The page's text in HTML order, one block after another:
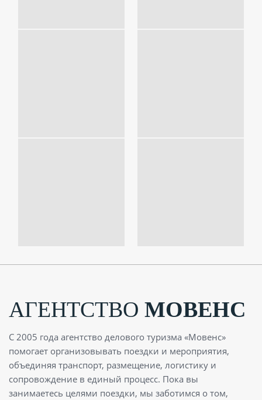
АГЕНТСТВО МОВЕНС
С 2005 года агентство делового туризма «Мовенс»
помогает организовывать поездки и мероприятия,
объединяя транспорт, размещение, логистику и
сопровождение в единый процесс. Пока вы
занимаетесь целями поездки, мы заботимся о том,